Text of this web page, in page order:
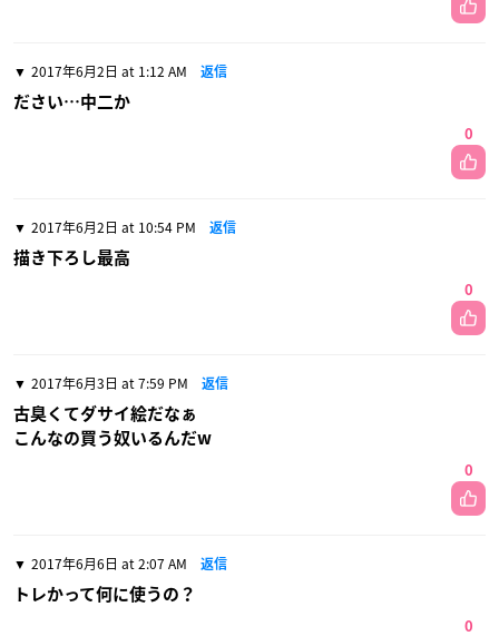
2017年6月2日 at 1:12 AM 返信
ださい…中二か
0
2017年6月2日 at 10:54 PM 返信
描き下ろし最高
0
2017年6月3日 at 7:59 PM 返信
古臭くてダサイ絵だなぁ
こんなの買う奴いるんだw
0
2017年6月6日 at 2:07 AM 返信
トレかって何に使うの？
0